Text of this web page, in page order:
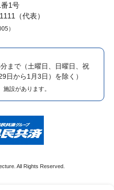
1号
（代表）
）
まで （土曜日、日曜日、祝
日から1月3日）を除く）
設があります。
All Rights Reserved.